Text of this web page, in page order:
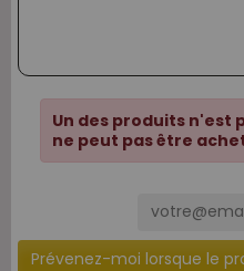
Un des produits n'est
ne peut pas être
Prévenez-moi lorsque le